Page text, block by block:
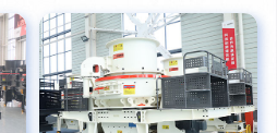
碎机一小时产能多大？是用电的还是燃油的？
吨左右的制砂机大概什么价位？
洗石英砂全套设备有哪些？